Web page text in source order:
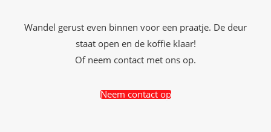
Wandel gerust even binnen voor een praatje. De deur
staat open en de koffie klaar!
Of neem contact met ons op.
Neem contact op